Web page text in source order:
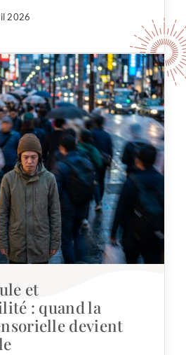
2026
et
: quand la
devient